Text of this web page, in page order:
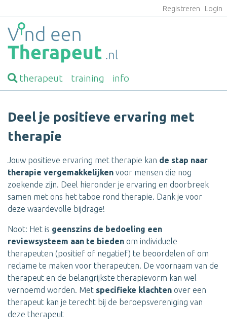
Registreren Login
therapeut training info
Deel je positieve ervaring met
therapie
Jouw positieve ervaring met therapie kan de stap naar
therapie vergemakkelijken voor mensen die nog
zoekende zijn. Deel hieronder je ervaring en doorbreek
samen met ons het taboe rond therapie. Dank je voor
deze waardevolle bijdrage!
Noot: Het is geenszins de bedoeling een
reviewsysteem aan te bieden om individuele
therapeuten (positief of negatief) te beoordelen of om
reclame te maken voor therapeuten. De voornaam van de
therapeut en de belangrijkste therapievorm kan wel
vernoemd worden. Met specifieke klachten over een
therapeut kan je terecht bij de beroepsvereniging van
deze therapeut